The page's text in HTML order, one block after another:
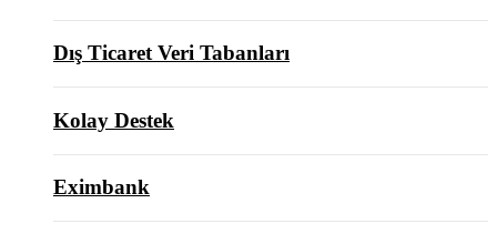
Dış Ticaret Veri Tabanları
Kolay Destek
Eximbank